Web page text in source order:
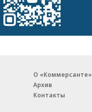
О «Коммерсанте»
Архив
Контакты